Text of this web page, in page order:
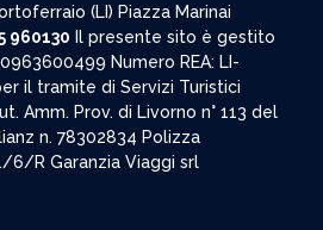
(LI) Piazza Marinai
960130 Il presente sito è gestito
Numero REA: LI-
il tramite di Servizi Turistici
Amm. Prov. di Livorno n° 113 del
n. 78302834 Polizza
6/R Garanzia Viaggi srl